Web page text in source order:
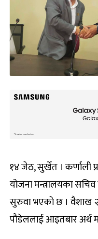
१४ जेठ, सुर्खेत । कर्णाली
योजना मन्त्रालयका
सुरुवा भएको छ । वैशाख
पौडेललाई आइतबार अर्थ